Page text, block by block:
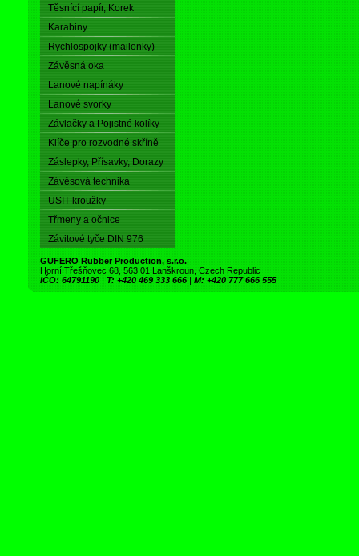
Těsnící papír, Korek
Karabiny
Rychlospojky (mailonky)
Závěsná oka
Lanové napínáky
Lanové svorky
Závlačky a Pojistné kolíky
Klíče pro rozvodné skříně
Záslepky, Přísavky, Dorazy
Závěsová technika
USIT-kroužky
Třmeny a očnice
Závitové tyče DIN 976
GUFERO Rubber Production, s.r.o.
Horní Třešňovec 68, 563 01 Lanškroun, Czech Republic
IČO: 64791190 | T: +420 469 333 666 | M: +420 777 666 555